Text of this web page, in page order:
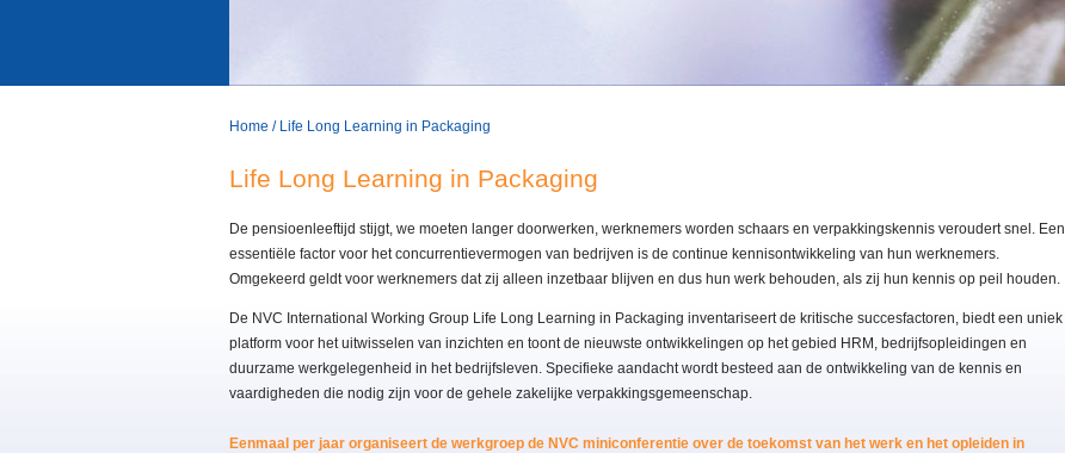
Home / Life Long Learning in Packaging
Life Long Learning in Packaging
De pensioenleeftijd stijgt, we moeten langer doorwerken, werknemers worden schaars en verpakkingskennis veroudert snel. Een
essentiële factor voor het concurrentievermogen van bedrijven is de continue kennisontwikkeling van hun werknemers.
Omgekeerd geldt voor werknemers dat zij alleen inzetbaar blijven en dus hun werk behouden, als zij hun kennis op peil houden.
De NVC International Working Group Life Long Learning in Packaging inventariseert de kritische succesfactoren, biedt een uniek
platform voor het uitwisselen van inzichten en toont de nieuwste ontwikkelingen op het gebied HRM, bedrijfsopleidingen en
duurzame werkgelegenheid in het bedrijfsleven. Specifieke aandacht wordt besteed aan de ontwikkeling van de kennis en
vaardigheden die nodig zijn voor de gehele zakelijke verpakkingsgemeenschap.
Eenmaal per jaar organiseert de werkgroep de NVC miniconferentie over de toekomst van het werk en het opleiden in